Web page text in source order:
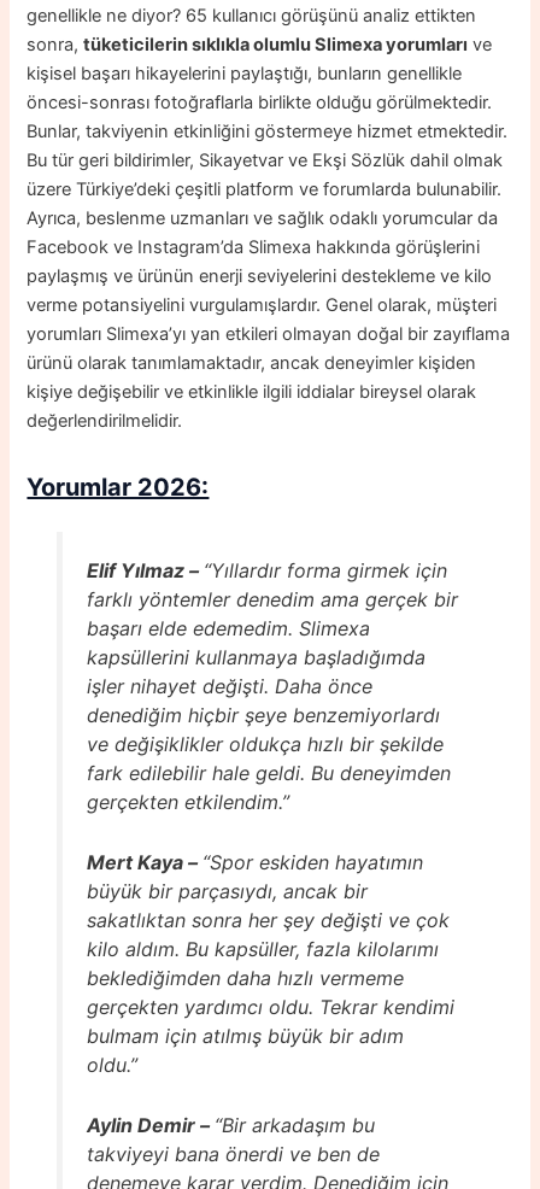
genellikle ne diyor? 65 kullanıcı görüşünü analiz ettikten
sonra,tüketicilerin sıklıkla olumlu Slimexa yorumları ve
kişisel başarı hikayelerini paylaştığı, bunların genellikle
öncesi-sonrası fotoğraflarla birlikte olduğu görülmektedir.
Bunlar, takviyenin etkinliğini göstermeye hizmet etmektedir.
Bu tür geri bildirimler, Sikayetvar ve Ekşi Sözlük dahil olmak
üzere Türkiye’deki çeşitli platform ve forumlarda bulunabilir.
Ayrıca, beslenme uzmanları ve sağlık odaklı yorumcular da
Facebook ve Instagram’da Slimexa hakkında görüşlerini
paylaşmış ve ürünün enerji seviyelerini destekleme ve kilo
verme potansiyelini vurgulamışlardır. Genel olarak, müşteri
yorumları Slimexa’yı yan etkileri olmayan doğal bir zayıflama
ürünü olarak tanımlamaktadır, ancak deneyimler kişiden
kişiye değişebilir ve etkinlikle ilgili iddialar bireysel olarak
değerlendirilmelidir.
Yorumlar 2026:
Elif Yılmaz – “Yıllardır forma girmek için
farklı yöntemler denedim ama gerçek bir
başarı elde edemedim. Slimexa
kapsüllerini kullanmaya başladığımda
işler nihayet değişti. Daha önce
denediğim hiçbir şeye benzemiyorlardı
ve değişiklikler oldukça hızlı bir şekilde
fark edilebilir hale geldi. Bu deneyimden
gerçekten etkilendim.”
Mert Kaya – “Spor eskiden hayatımın
büyük bir parçasıydı, ancak bir
sakatlıktan sonra her şey değişti ve çok
kilo aldım. Bu kapsüller, fazla kilolarımı
beklediğimden daha hızlı vermeme
gerçekten yardımcı oldu. Tekrar kendimi
bulmam için atılmış büyük bir adım
oldu.”
Aylin Demir – “Bir arkadaşım bu
takviyeyi bana önerdi ve ben de
denemeye karar verdim. Denediğim için